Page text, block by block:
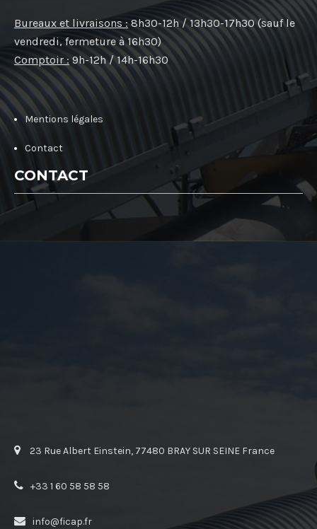
Bureaux et livraisons : 8h30-12h / 13h30-17h30 (sauf le
vendredi, fermeture à 16h30)
Comptoir : 9h-12h / 14h-16h30
Mentions légales
Contact
CONTACT
23 Rue Albert Einstein, 77480 BRAY SUR SEINE France
+33 1 60 58 58 58
info@ficap.fr